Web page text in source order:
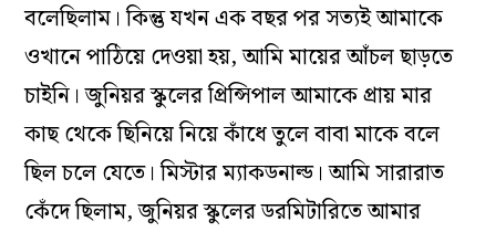
বলেছিলাম। কিন্তু যখন এক বছর পর সত্যই আমাকে
ওখানে পাঠিয়ে দেওয়া হয়, আমি মায়ের আঁচল ছাড়তে
চাইনি। জুনিয়র স্কুলের প্রিন্সিপাল আমাকে প্রায় মার
কাছ থেকে ছিনিয়ে নিয়ে কাঁধে তুলে বাবা মাকে বলে
ছিল চলে যেতে। মিস্টার ম্যাকডনাল্ড। আমি সারারাত
কেঁদে ছিলাম, জুনিয়র স্কুলের ডরমিটারিতে আমার